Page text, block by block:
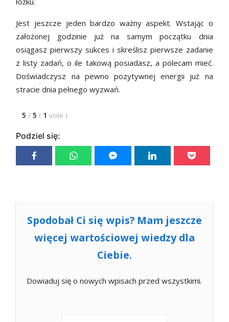
Jest jeszcze jeden bardzo ważny aspekt. Wstając o
założonej godzinie już na samym początku dnia
osiągasz pierwszy sukces i skreślisz pierwsze zadanie
z listy zadań, o ile takową posiadasz, a polecam mieć.
Doświadczysz na pewno pozytywnej energii już na
stracie dnia pełnego wyzwań.
5 / 5 ( 1 vote)
Podziel się:
Spodobał Ci się wpis? Mam jeszcze
więcej wartościowej wiedzy dla
Ciebie.
Dowiaduj się o nowych wpisach przed wszystkimi.